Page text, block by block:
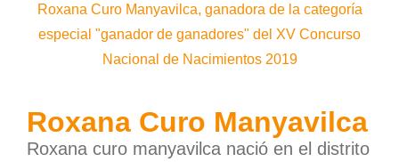
Roxana Curo Manyavilca, ganadora de la categoría
especial "ganador de ganadores" del XV Concurso
Nacional de Nacimientos 2019
Roxana Curo Manyavilca
Roxana curo manyavilca nació en el distrito